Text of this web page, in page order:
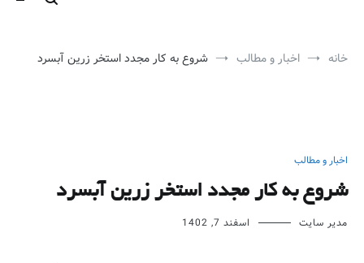
خانه اخبار و مطالب شروع به کار مجدد استخر زرین آبسرد
اخبار و مطالب
شروع به کار مجدد استخر زرین آبسرد
مدیر سایت اسفند 7, 1402